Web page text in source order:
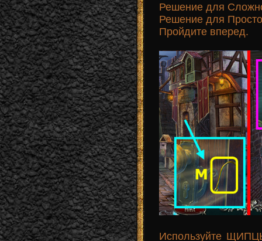
Решение для
Решение для
Пройдите вперед.
Используйте